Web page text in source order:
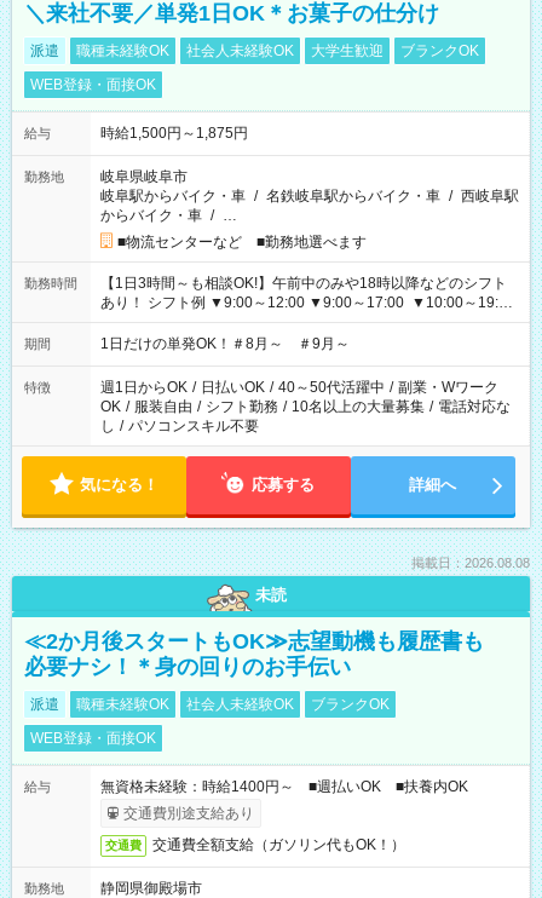
＼来社不要／単発1日OK＊お菓子の仕分け
派遣 職種未経験OK 社会人未経験OK 大学生歓迎
ブランクOK
WEB登録・面接OK
給与 時給1,500円～1,875円
勤務地
岐阜県岐阜市
岐阜駅からバイク・車 / 名鉄岐阜駅からバイク・車 / 西岐阜駅
からバイク・車 / …
■物流センターなど ■勤務地選べます
勤務時間
【1日3時間～も相談OK!】午前中のみや18時以降などのシフト
あり！ シフト例 ▼9:00～12:00 ▼9:00～17:00 ▼10:00～19:00
▼18:00～21:00
期間 1日だけの単発OK！＃8月～ ＃9月～
特徴 週1日からOK / 日払いOK / 40～50代活躍中 / 副業・Wワーク
OK / 服装自由 / シフト勤務 / 10名以上の大量募集 / 電話対応な
し / パソコンスキル不要
気になる！ 応募する 詳細へ
掲載日：2026.08.08
未読
≪2か月後スタートもOK≫志望動機も履歴書も
必要ナシ！＊身の回りのお手伝い
派遣 職種未経験OK 社会人未経験OK
ブランクOK
WEB登録・面接OK
給与
無資格未経験：時給1400円～ ■週払いOK ■扶養内OK
交通費別途支給あり
交通費 交通費全額支給（ガソリン代もOK！）
勤務地
静岡県御殿場市